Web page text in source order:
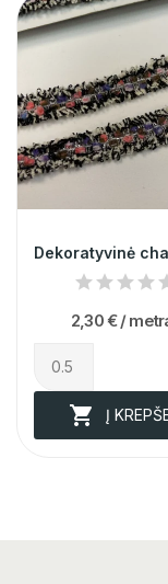
2,30 € /
 Į